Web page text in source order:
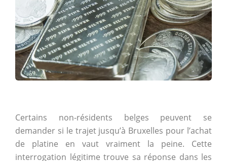
Certains non-résidents belges peuvent se
demander si le trajet jusqu’à Bruxelles pour l’achat
de platine en vaut vraiment la peine. Cette
interrogation légitime trouve sa réponse dans les